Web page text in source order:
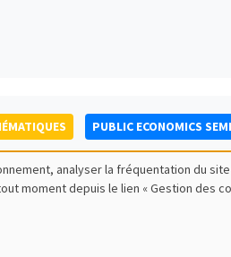
PUBLIC ECONOMICS
analyser la fréquentation du
moment depuis le lien « Gestion des